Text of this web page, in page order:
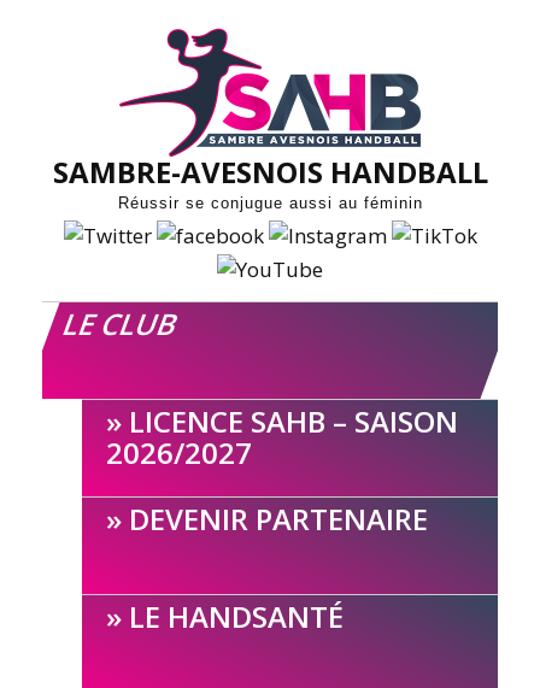
SAMBRE-AVESNOIS HANDBALL
Réussir se conjugue aussi au féminin
LE CLUB
LICENCE SAHB – SAISON
2026/2027
DEVENIR PARTENAIRE
LE HANDSANTÉ